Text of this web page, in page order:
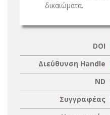
δικαιώματα.
DOI
Διεύθυνση Handle
ND
Συγγραφέας